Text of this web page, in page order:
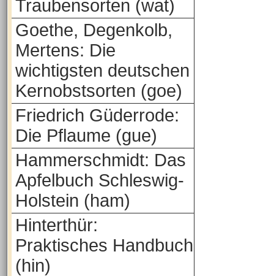
Traubensorten (wat)
Goethe, Degenkolb,
Mertens: Die
wichtigsten deutschen
Kernobstsorten (goe)
Friedrich Güderrode:
Die Pflaume (gue)
Hammerschmidt: Das
Apfelbuch Schleswig-
Holstein (ham)
Hinterthür:
Praktisches Handbuch
(hin)